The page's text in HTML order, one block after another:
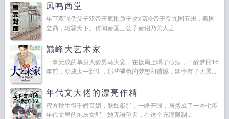
凤鸣西堂
年下双强伪父子双帝王疯批质子攻x高冷帝王受九国五州，燕国
立鼎，雄霸天下。传闻秦国三公子秦诏乃美人之...
巅峰大艺术家
一事无成的单身大龄男马大宽，在饭局上喝了假酒，一醉梦回16
年前，变成大一新生，那些褪色的梦想和遗憾，终于有了大展...
年代文大佬的漂亮作精
程方秋生得千娇百媚，肤如凝脂，一睁开眼，居然成了一本七零
年代文里的炮灰女配。她无语望天，在这个充满限制...